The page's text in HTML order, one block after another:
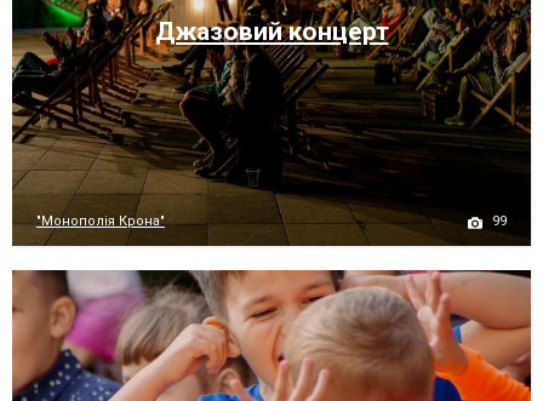
Джазовий концерт
"Монополія Крона" 99